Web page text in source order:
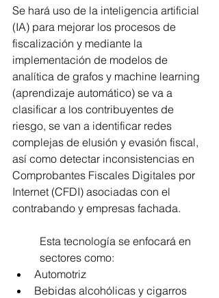
Se hará uso de la inteligencia artificial
(IA) para mejorar los procesos de
fiscalización y mediante la
implementación de modelos de
analítica de grafos y machine learning
(aprendizaje automático) se va a
clasificar a los contribuyentes de
riesgo, se van a identificar redes
complejas de elusión y evasión fiscal,
así como detectar inconsistencias en
Comprobantes Fiscales Digitales por
Internet (CFDI) asociadas con el
contrabando y empresas fachada.
Esta tecnología se enfocará en
sectores como:
Automotriz
Bebidas alcohólicas y cigarros